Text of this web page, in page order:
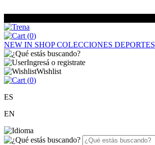
(0)
NEW IN SHOPCOLECCIONES DEPORTES
Ingresá o registrate
Wishlist
(0)
ES
EN